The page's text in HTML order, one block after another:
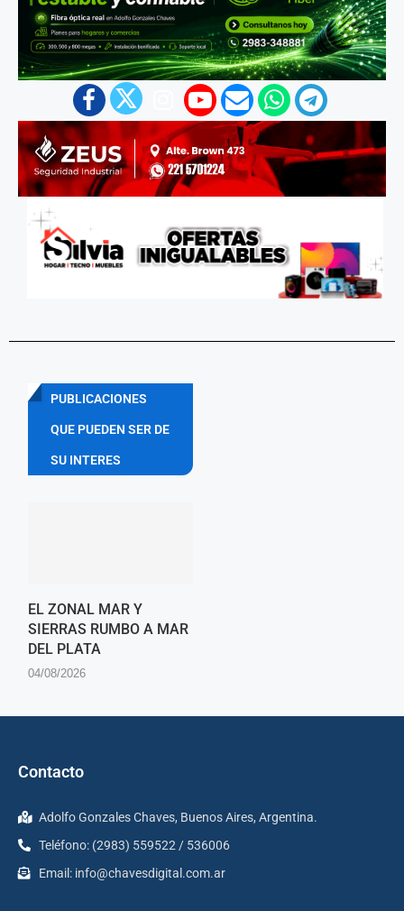
PUBLICACIONES
QUE PUEDEN SER DE
SU INTERES
EL ZONAL MAR Y
SIERRAS RUMBO A MAR
DEL PLATA
04/08/2026
Contacto
Adolfo Gonzales Chaves, Buenos Aires, Argentina.
Teléfono: (2983) 559522 / 536006
Email: info@chavesdigital.com.ar